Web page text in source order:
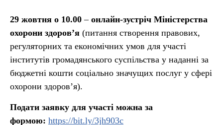
29 жовтня о 10.00 – онлайн-зустріч Міністерства
охорони здоров’я (питання створення правових,
регуляторних та економічних умов для участі
інститутів громадянського суспільства у наданні за
бюджетні кошти соціально значущих послуг у сфері
охорони здоров’я).
Подати заявку для участі можна за
формою: https://bit.ly/3jh903c